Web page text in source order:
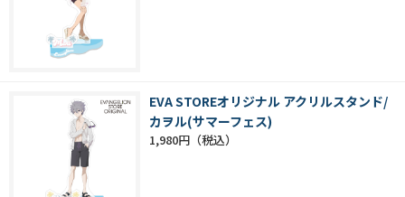
EVA STOREオリジナル アクリルスタンド/
カヲル(サマーフェス)
1,980円